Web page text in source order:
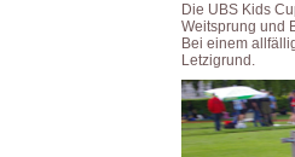
Die UBS Kids
Weitsprung und
Bei einem
Letzigrund.